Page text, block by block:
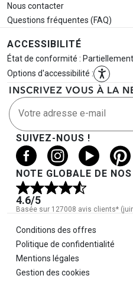
Nous contacter
Questions fréquentes (FAQ)
ACCESSIBILITÉ
État de conformité :
Options d'accessibilité :
INSCRIVEZ VOUS À LA
Votre adresse e-mail
SUIVEZ-NOUS !
NOTE GLOBALE DE
4.6/5
Basée sur 127008 avis clients*
Informations légales
Conditions des offres
Politique de confidentialité
Mentions légales
Gestion des cookies